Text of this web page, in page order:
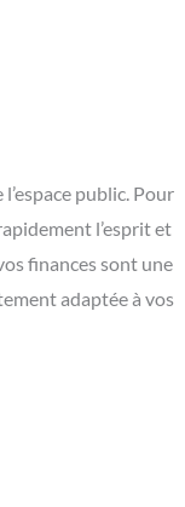
public. Pour
l’esprit et
finances sont une
adaptée à vos